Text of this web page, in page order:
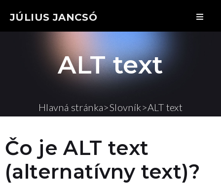
JÚLIUS JANCSÓ
ALT text
Hlavná stránka>Slovník>ALT text
Čo je ALT text
(alternatívny text)?